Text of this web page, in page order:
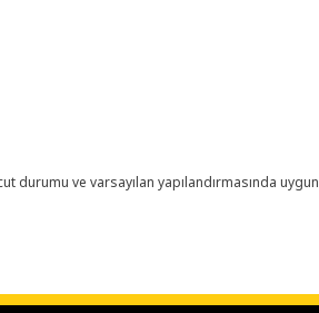
durumu ve varsayılan yapılandırmasında uygun